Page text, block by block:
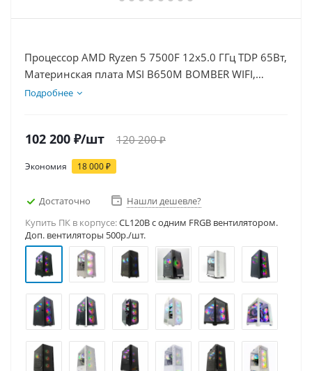
Процессор AMD Ryzen 5 7500F 12x5.0 ГГц TDP 65Вт,
Материнская плата MSI B650M BOMBER WIFI,
Видеокарта RTX 3050 8Гб, Память DDR5 32Gb,
Подробнее
102 200 ₽/шт 120 200₽
Экономия 18 000₽
Достаточно
Нашли дешевле?
Купить ПК в корпусе:CL120B c одним FRGB вентилятором.
Доп. вентиляторы 500р./шт.